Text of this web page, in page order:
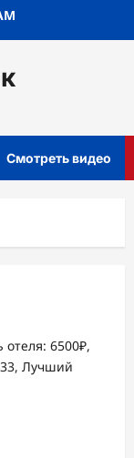
Смотреть видео
отеля: 6500₽,
33, Лучший